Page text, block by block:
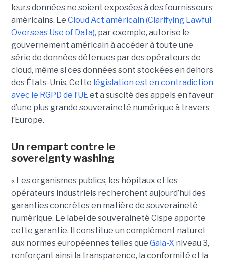
leurs données ne soient exposées à des fournisseurs
américains. Le Cloud Act américain (Clarifying Lawful
Overseas Use of Data), par exemple, autorise le
gouvernement américain à accéder à toute une
série de données détenues par des opérateurs de
cloud, même si ces données sont stockées en dehors
des États-Unis. Cette législation est en contradiction
avec le RGPD de l’UEet a suscité des appels en faveur
d’une plus grande souveraineté numérique à travers
l’Europe.
Un rempart contre le
sovereignty washing
« Les organismes publics, les hôpitaux et les
opérateurs industriels recherchent aujourd’hui des
garanties concrètes en matière de souveraineté
numérique. Le label de souveraineté Cispe apporte
cette garantie. Il constitue un complément naturel
aux normes européennes telles que Gaia-Xniveau 3,
renforçant ainsi la transparence, la conformité et la